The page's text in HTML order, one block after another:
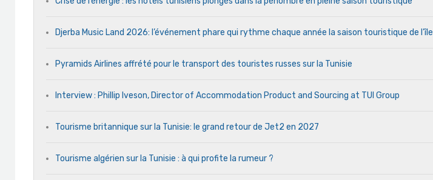
Djerba Music Land 2026: l’événement phare qui rythme chaque année la saison touristique de l’île
Pyramids Airlines affrété pour le transport des touristes russes sur la Tunisie
Interview : Phillip Iveson, Director of Accommodation Product and Sourcing at TUI Group
Tourisme britannique sur la Tunisie: le grand retour de Jet2 en 2027
Tourisme algérien sur la Tunisie : à qui profite la rumeur ?